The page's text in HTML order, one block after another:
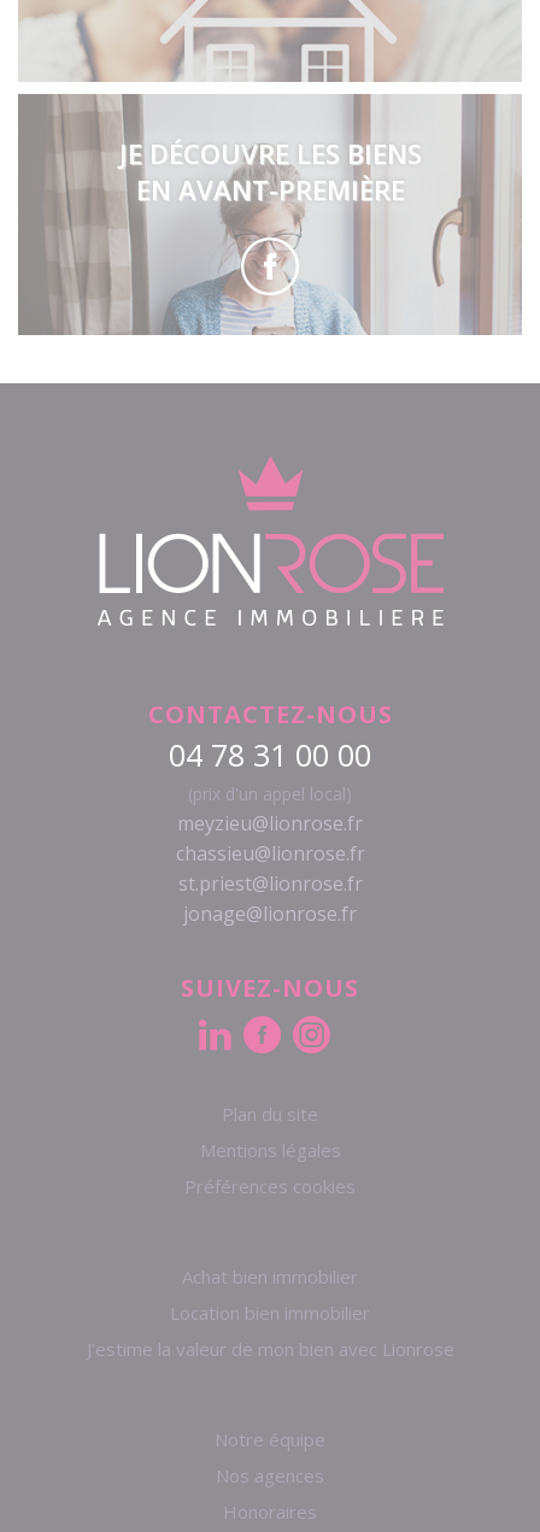
JE DÉCOUVRE LES BIENS
EN AVANT-PREMIÈRE
Plan du site
Mentions légales
Préférences cookies
Achat bien immobilier
Location bien immobilier
J'estime la valeur de mon bien avec Lionrose
Notre équipe
Nos agences
Honoraires
CONTACTEZ-NOUS
04 78 31 00 00
(prix d'un appel local)
meyzieu@lionrose.fr
chassieu@lionrose.fr
st.priest@lionrose.fr
jonage@lionrose.fr
SUIVEZ-NOUS